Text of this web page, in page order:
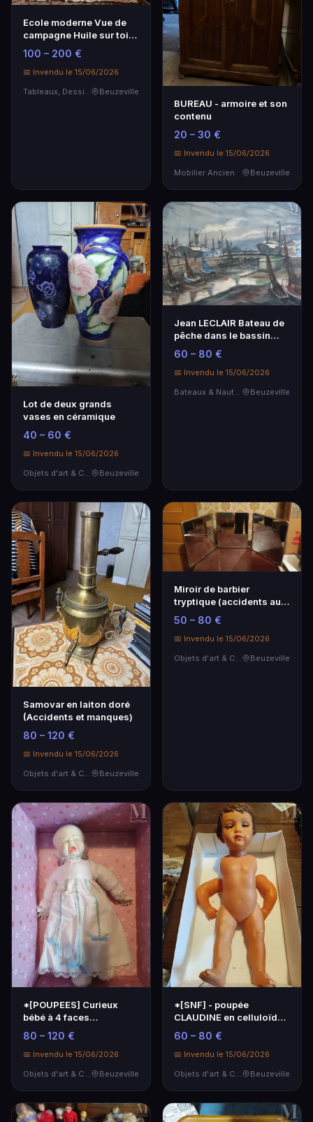
Ecole moderne Vue de
campagne Huile sur toile
Signé en bas à…
100 – 200 €
📅 Invendu le 15/06/2026
Tableaux, Dessins & Estampes
Beuzeville
BUREAU - armoire et son
contenu
20 – 30 €
📅 Invendu le 15/06/2026
Mobilier Ancien
Beuzeville
Lot de deux grands
vases en céramique
40 – 60 €
📅 Invendu le 15/06/2026
Beuzeville
Jean LECLAIR Bateau de
pêche dans le bassin
Aquarelle sur pa…
60 – 80 €
📅 Invendu le 15/06/2026
Beuzeville
Samovar en laiton doré
(Accidents et manques)
80 – 120 €
📅 Invendu le 15/06/2026
Beuzeville
Miroir de barbier
tryptique (accidents au
miroir central, ar…
50 – 80 €
📅 Invendu le 15/06/2026
Objets d'art & Curiosités
Beuzeville
*[POUPEES] Curieux
bébé à 4 faces
pivotantes
80 – 120 €
📅 Invendu le 15/06/2026
Beuzeville
*[SNF] - poupée
CLAUDINE en celluloïde
hauteur : 60 cm elast…
60 – 80 €
📅 Invendu le 15/06/2026
Beuzeville